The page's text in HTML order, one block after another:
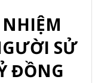
SỬ
ĐỒNG